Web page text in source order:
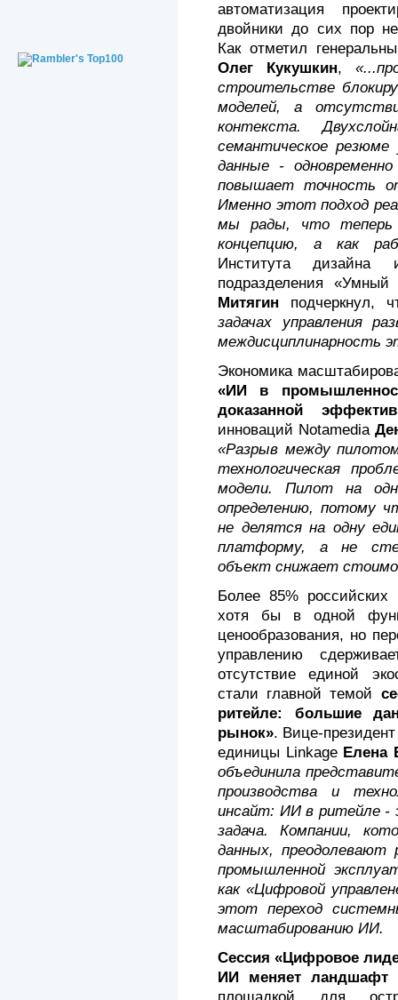
автоматизация
двойники до сих пор
Как отметил
Олег Кукушкин,
строительстве
моделей, а
контекста.
семантическое резюме
данные -
повышает точность
Именно этот подход
мы рады, что теперь
концепцию, а как
Института дизайна
подразделения
Митягин подчеркнул,
задачах управления
междисциплинарность
Экономика
«ИИ в
доказанной
инноваций Notamedia
«Разрыв между
технологическая
модели. Пилот на
определению, потому
не делятся на одну
платформу, а не
объект снижает
Более 85%
хотя бы в одной
ценообразования, но
управлению
отсутствие единой
стали главной темой
ритейле: большие
рынок». Вице-
единицы Linkage Елена
объединила
производства и
инсайт: ИИ в ритейле -
задача. Компании,
данных, преодолевают
промышленной
как «Цифровой
этот переход
масштабированию ИИ.
Сессия «Цифровое
ИИ меняет ландшафт